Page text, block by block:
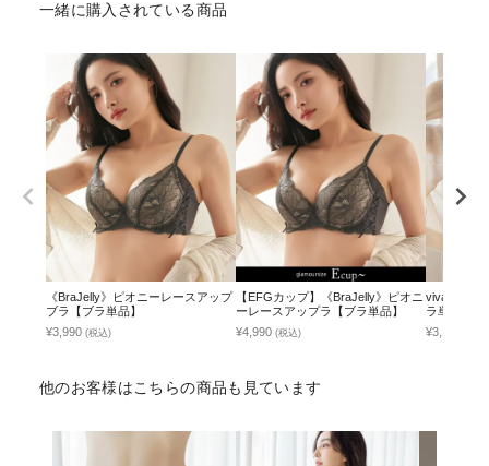
一緒に購入されている商品
《BraJelly》ピオニーレースアップ
ブラ【ブラ単品】
¥3,990 (税込)
【EFGカップ】《BraJelly》ピオニ
ーレースアップラ【ブラ単品】
¥4,990 (税込)
vivante ブ
ラ単品】 /
撃退ブラ
¥3,141
他のお客様はこちらの商品も見ています